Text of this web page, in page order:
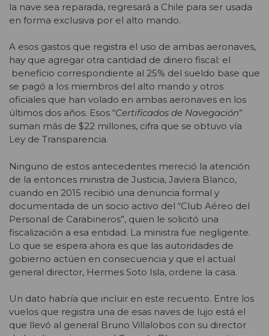
la nave sea reparada, regresará a Chile para ser usada
en forma exclusiva por el alto mando.
A esos gastos que registra el uso de ambas aeronaves,
hay que agregar otra cantidad de dinero fiscal: el
beneficio correspondiente al 25% del sueldo base que
se pagó a los miembros del alto mando y otros
oficiales que han volado en ambas aeronaves en los
últimos dos años. Esos “Certificados de Navegación”
suman más de $22 millones, cifra que se obtuvo vía
Ley de Transparencia.
Ninguno de estos antecedentes mereció la atención
de la entonces ministra de Justicia, Javiera Blanco,
cuando en 2015 recibió una denuncia formal y
documentada de un socio activo del “Club Aéreo del
Personal de Carabineros”, quien le solicitó una
fiscalización a esa entidad. La ministra fue negligente.
Lo que se espera ahora es que las autoridades de
gobierno actúen en consecuencia y que el actual
general director, Hermes Soto Isla, ordene la casa.
Un dato habría que incluir en este recuento. Entre los
vuelos que registra una de esas naves de lujo está el
que llevó al general Bruno Villalobos con su director